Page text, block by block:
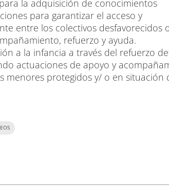
la adquisición de conocimientos
para garantizar el acceso y
entre los colectivos desfavorecidos
refuerzo y ayuda.
a la infancia a través del refuerzo
actuaciones de apoyo y
menores protegidos y/ o en situación